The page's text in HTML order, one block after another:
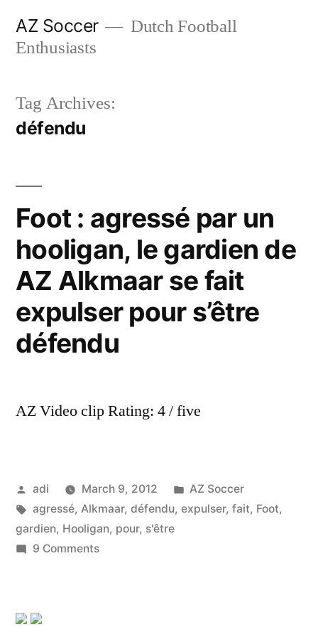
AZ Soccer
Dutch Football
Enthusiasts
Tag Archives:
défendu
Foot : agressé par un
hooligan, le gardien de
AZ Alkmaar se fait
expulser pour s’être
défendu
AZ Video clip Rating: 4 / five
Posted
by
adi March 9, 2012
Posted
in
AZ Soccer
Tags:
agressé, Alkmaar, défendu, expulser, fait, Foot,
gardien, Hooligan, pour, s'être
9 Commentson